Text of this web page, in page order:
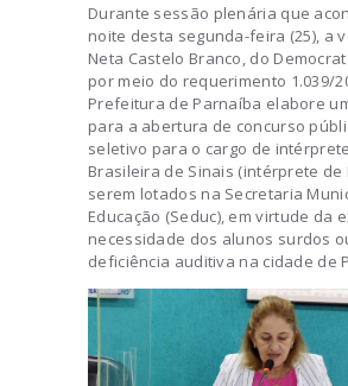
Durante sessão plenária que
noite desta segunda-feira (25), a
Neta Castelo Branco, do
por meio do requerimento 1.039/
Prefeitura de Parnaíba elabore
para a abertura de concurso
seletivo para o cargo de
Brasileira de Sinais (intérprete de
serem lotados na Secretaria
Educação (Seduc), em virtude da
necessidade dos alunos surdos
deficiência auditiva na cidade de